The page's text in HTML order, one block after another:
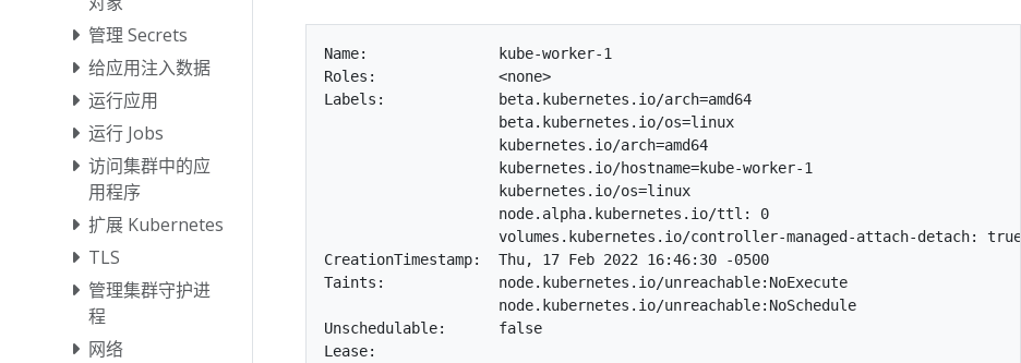
管理 Secrets
给应用注入数据
运行应用
运行 Jobs
访问集群中的应
用程序
扩展 Kubernetes
TLS
管理集群守护进
程
网络
Name:               kube-worker-1
Roles:              <none>
Labels:             beta.kubernetes.io/arch=amd64
                    beta.kubernetes.io/os=linux
                    kubernetes.io/arch=amd64
                    kubernetes.io/hostname=kube-worker-1
                    kubernetes.io/os=linux
                    node.alpha.kubernetes.io/ttl: 0
                    volumes.kubernetes.io/controller-managed-attach-detach: true
CreationTimestamp:  Thu, 17 Feb 2022 16:46:30 -0500
Taints:             node.kubernetes.io/unreachable:NoExecute
                    node.kubernetes.io/unreachable:NoSchedule
Unschedulable:      false
Lease: